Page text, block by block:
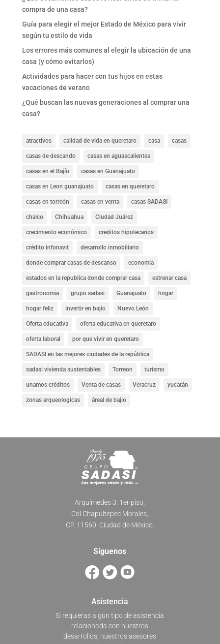
compra de una casa?
Guía para elegir el mejor Estado de México para vivir
según tu estilo de vida
Los errores más comunes al elegir la ubicación de una
casa (y cómo evitarlos)
Actividades para hacer con tus hijos en estas
vacaciones de verano
¿Qué buscan las nuevas generaciones al comprar una
casa?
atractivos calidad de vida en queretaro casa casas
casas de descando casas en aguascalientes
casas en el Bajío casas en Guanajuato
casas en Leon guanajuato casas en queretaro
casas en torreón casas en venta casas SADASI
chalco Chihuahua Ciudad Juárez
crecimiento económico creditos hipotecarios
crédito infonavit desarrollo inmobiliario
donde comprar casas de descanso economia
estados en la republica donde comprar casa estrenar casa
gastronomia grupo sadasi Guanajuato hogar
hogar feliz invertir en bajío Nuevo León
Oferta educativa oferta educativa en queretaro
oferta laboral por que vivir en queretaro
SADASI en las mejores ciudades de la república
sadasi vivienda sustentables Torreon turismo
unamos créditos Venta de casas Veracruz yucatán
zonas arqueologicas áreal de bajio
Arquímedes 3. 1er piso,
Col Chapultepec Morales,
CP. 11560, Ciudad de México.
Síguenos
Asistencia
Si requieras algún tipo de asistencia
relacionada con nuestros
desarrollos, nuestros asesores